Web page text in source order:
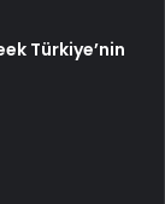
Türkiye’nin